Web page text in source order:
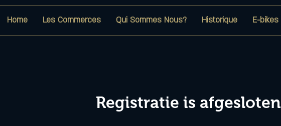
Home Les Commerces Qui Sommes Nous? Historique E-bikes
Registratie is afgesloten